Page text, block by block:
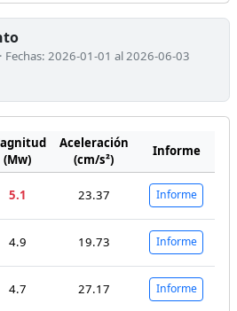
Fechas: 2026-01-01 al 2026-06-03
(Mw)
Aceleración
(cm/s²)
Informe
5.1 23.37 Informe
4.9 19.73 Informe
4.7 27.17 Informe